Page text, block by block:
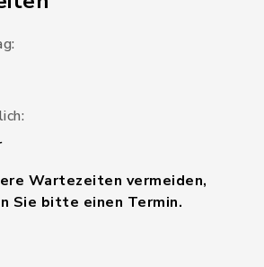
Wartezeiten vermeiden,
Sie bitte einen Termin.